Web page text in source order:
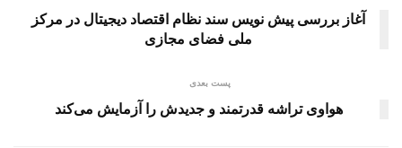
آغاز بررسی پیش نویس سند نظام اقتصاد دیجیتال در مرکز
ملی فضای مجازی
پست بعدی
هواوی تراشه قدرتمند و جدیدش را آزمایش می‌کند